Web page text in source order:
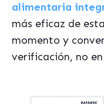
alimentaria
más eficaz de
momento y
verificación, no